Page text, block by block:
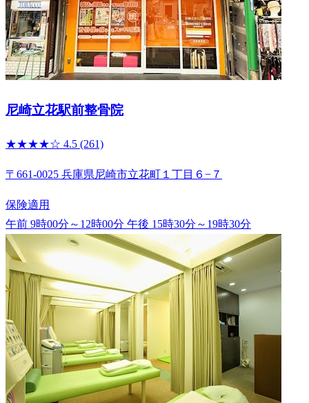
尼崎立花駅前整骨院
★★★★☆ 4.5 (261)
〒661-0025 兵庫県尼崎市立花町１丁目６−７
保険適用
午前 9時00分～12時00分 午後 15時30分～19時30分